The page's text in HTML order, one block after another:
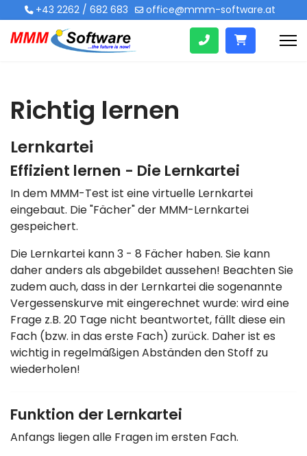
+43 2262 / 682 683 office@mmm-software.at
Richtig lernen
Lernkartei
Effizient lernen - Die Lernkartei
In dem MMM-Test ist eine virtuelle Lernkartei
eingebaut. Die "Fächer" der MMM-Lernkartei
gespeichert.
Die Lernkartei kann 3 - 8 Fächer haben. Sie kann
daher anders als abgebildet aussehen! Beachten Sie
zudem auch, dass in der Lernkartei die sogenannte
Vergessenskurve mit eingerechnet wurde: wird eine
Frage z.B. 20 Tage nicht beantwortet, fällt diese ein
Fach (bzw. in das erste Fach) zurück. Daher ist es
wichtig in regelmäßigen Abständen den Stoff zu
wiederholen!
Funktion der Lernkartei
Anfangs liegen alle Fragen im ersten Fach.